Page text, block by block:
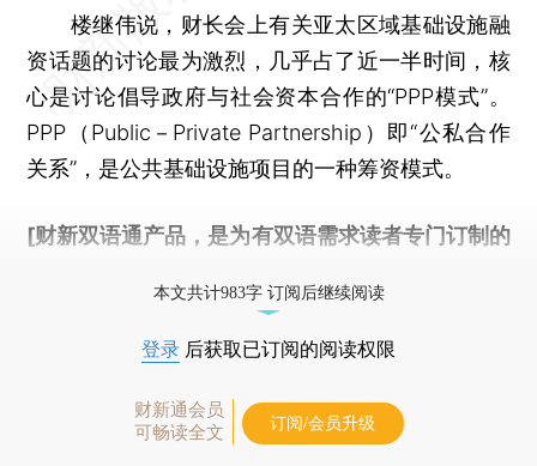
楼继伟说，财长会上有关亚太区域基础设施融
资话题的讨论最为激烈，几乎占了近一半时间，核
心是讨论倡导政府与社会资本合作的“PPP模式”。
PPP（Public－Private Partnership）即“公私合作
关系”，是公共基础设施项目的一种筹资模式。
[财新双语通产品，是为有双语需求读者专门订制的
本文共计983字 订阅后继续阅读
登录 后获取已订阅的阅读权限
财新通会员
可畅读全文
订阅/会员升级